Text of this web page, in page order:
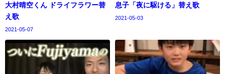
大村晴空くん ドライフラワー替
え歌
2021-05-07
息子「夜に駆ける」替え歌
2021-05-03